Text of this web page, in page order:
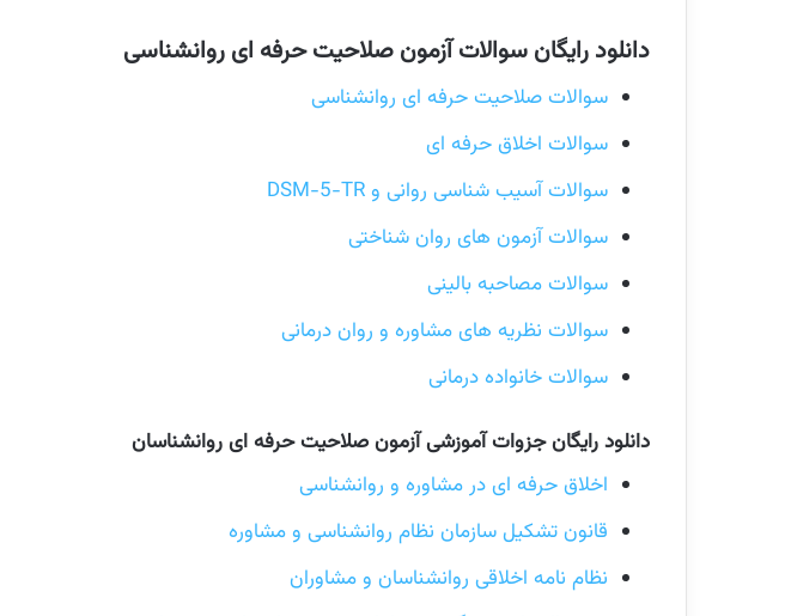
دانلود رایگان سوالات آزمون صلاحیت حرفه ای روانشناسی
سوالات صلاحیت حرفه ای روانشناسی
سوالات اخلاق حرفه ای
سوالات آسیب شناسی روانی و DSM-5-TR
سوالات آزمون های روان شناختی
سوالات مصاحبه بالینی
سوالات نظریه های مشاوره و روان درمانی
سوالات خانواده درمانی
دانلود رایگان جزوات آموزشی آزمون صلاحیت حرفه ای روانشناسان
اخلاق حرفه ای در مشاوره و روانشناسی
قانون تشکیل سازمان نظام روانشناسی و مشاوره
نظام‌ نامه اخلاقی روانشناسان و مشاوران